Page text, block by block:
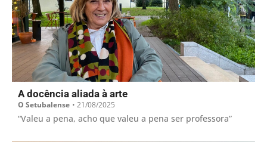
A docência aliada à arte
O Setubalense • 21/08/2025
“Valeu a pena, acho que valeu a pena ser professora”